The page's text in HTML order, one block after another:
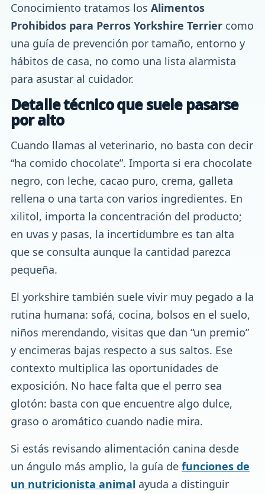
Conocimiento tratamos los Alimentos
Prohibidos para Perros Yorkshire Terrier como
una guía de prevención por tamaño, entorno y
hábitos de casa, no como una lista alarmista
para asustar al cuidador.
Detalle técnico que suele pasarse
por alto
Cuando llamas al veterinario, no basta con decir
“ha comido chocolate”. Importa si era chocolate
negro, con leche, cacao puro, crema, galleta
rellena o una tarta con varios ingredientes. En
xilitol, importa la concentración del producto;
en uvas y pasas, la incertidumbre es tan alta
que se consulta aunque la cantidad parezca
pequeña.
El yorkshire también suele vivir muy pegado a la
rutina humana: sofá, cocina, bolsos en el suelo,
niños merendando, visitas que dan “un premio”
y encimeras bajas respecto a sus saltos. Ese
contexto multiplica las oportunidades de
exposición. No hace falta que el perro sea
glotón: basta con que encuentre algo dulce,
graso o aromático cuando nadie mira.
Si estás revisando alimentación canina desde
un ángulo más amplio, la guía de funciones de
un nutricionista animal ayuda a distinguir